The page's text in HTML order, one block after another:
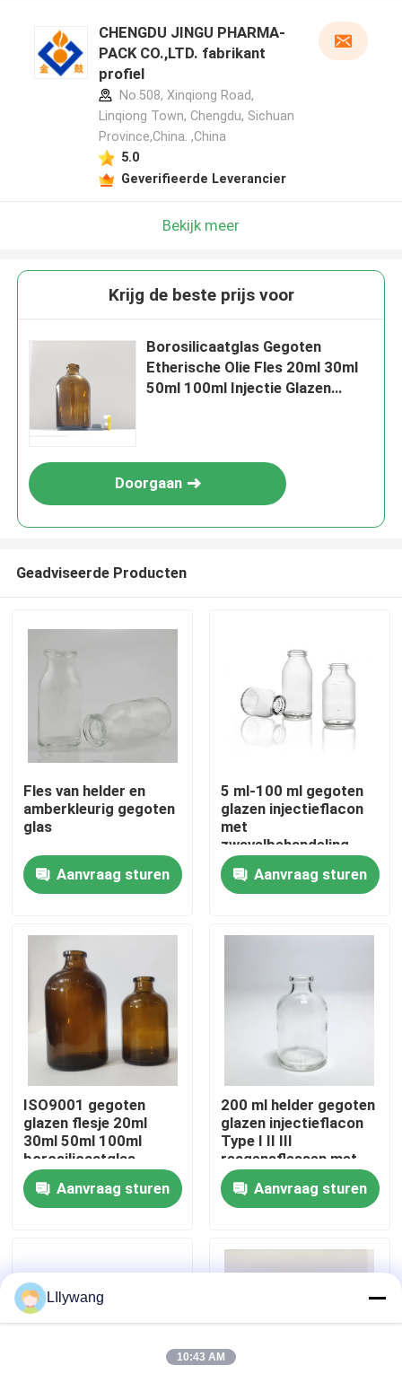
Thuis
Over ons
Fabriekstocht
Neem contact met ons op
Nieuws
Flesje van borosilicaatglas
tubulaire glasflesjes
CHENGDU JINGU PHARMA-
PACK CO.,LTD. fabrikant
profiel
No.508, Xinqiong Road,
Linqiong Town, Chengdu, Sichuan
Province,China. ,China
5.0
Geverifieerde Leverancier
Bekijk meer
Krijg de beste prijs voor
Borosilicaatglas Gegoten
Etherische Olie Fles 20ml 30ml
50ml 100ml Injectie Glazen
Doorgaan
Geadviseerde Producten
Fles van helder en
amberkleurig gegoten
glas
Aanvraag sturen
5 ml-100 ml gegoten
glazen injectieflacon
met
zwavelbehandeling
Aanvraag sturen
ISO9001 gegoten
glazen flesje 20ml
30ml 50ml 100ml
borosilicaatglas
flesjes
Aanvraag sturen
200 ml helder gegoten
glazen injectieflacon
Type I II III
reagensflessen met
rubberen stop
Aanvraag sturen
LIlywang
10:43 AM